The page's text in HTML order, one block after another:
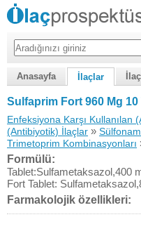
Anasayfa İlaçlar
Sulfaprim Fort 960 Mg 10
Enfeksiyona Karşı Kullanılan
(Antibiyotik) İlaçlar »
Trimetoprim Kombinasyonları
Formülü:
Tablet:Sulfametaksazol,400
Fort Tablet:
Farmakolojik özellikleri: